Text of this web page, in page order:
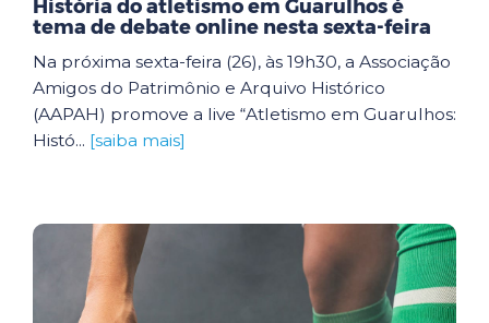
História do atletismo em Guarulhos é
tema de debate online nesta sexta-feira
Na próxima sexta-feira (26), às 19h30, a Associação
Amigos do Patrimônio e Arquivo Histórico
(AAPAH) promove a live “Atletismo em Guarulhos:
Histó... [saiba mais]